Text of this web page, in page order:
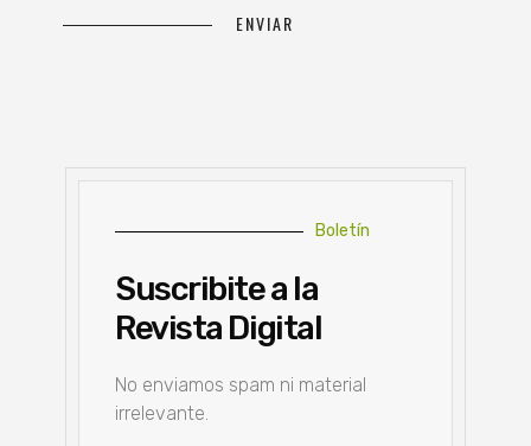
Boletín
Suscribite a la
Revista Digital
No enviamos spam ni material
irrelevante.